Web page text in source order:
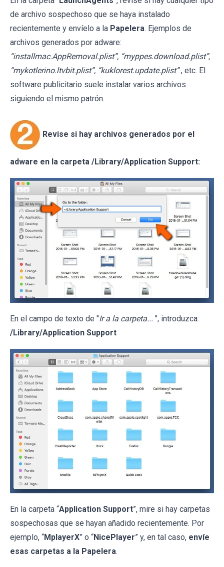
de archivo sospechoso que se haya instalado
recientemente y envíelo a la Papelera. Ejemplos de
archivos generados por adware:
“installmac.AppRemoval.plist”, “myppes.download.plist”,
“mykotlerino.ltvbit.plist”, “kuklorest.update.plist” , etc. El
software publicitario suele instalar varios archivos
siguiendo el mismo patrón.
Revise si hay archivos generados por el
adware en la carpeta /Library/Application Support:
En el campo de texto de "Ir a la carpeta... ", introduzca:
/Library/Application Support
En la carpeta “Application Support”, mire si hay carpetas
sospechosas que se hayan añadido recientemente. Por
ejemplo, “MplayerX” o “NicePlayer” y, en tal caso, envíe
esas carpetas a la Papelera.